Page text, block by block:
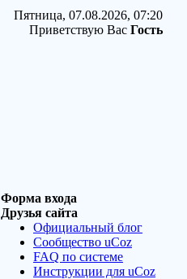
Пятница, 07.08.2026, 07:20
Приветствую Вас Гость
Форма входа
Друзья сайта
Официальный блог
Сообщество uCoz
FAQ по системе
Инструкции для uCoz